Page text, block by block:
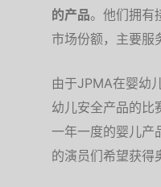
的产品。他们拥有
市场份额，主要服
由于JPMA在婴幼
幼儿安全产品的比
一年一度的婴儿产
的演员们希望获得